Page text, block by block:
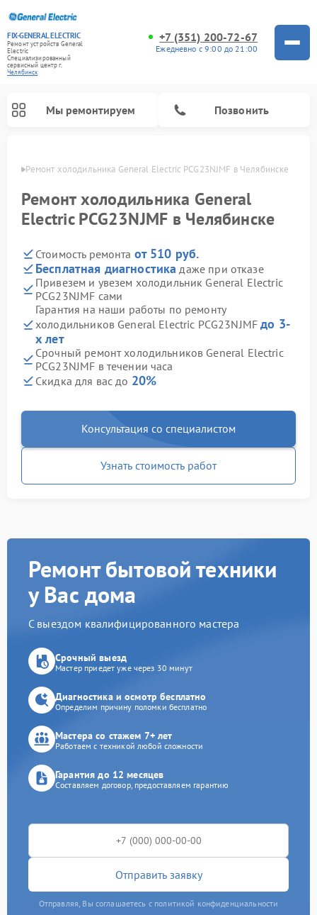
FIX-GENERAL ELECTRIC
Ремонт устройств General
Electric
Специализированный
cервисный центр г.
Челябинск
+7 (351) 200-72-67
Ежедневно с 9:00 до 21:00
Мы ремонтируем Позвонить
Ремонт холодильника General Electric PCG23NJMF в Челябинске
Ремонт холодильника General
Electric PCG23NJMF в Челябинске
Стоимость ремонта от 510 руб.
Бесплатная диагностика даже при отказе
Привезем и увезем холодильник General Electric
PCG23NJMF сами
Гарантия на наши работы по ремонту
холодильников General Electric PCG23NJMFдо 3-
х лет
Срочный ремонт холодильников General Electric
PCG23NJMF в течении часа
Скидка для вас до 20%
Консультация со специалистом
Узнать стоимость работ
Ремонт бытовой техники
у Вас дома
С выездом квалифицированного мастера
Срочный выезд
Мастер приедет уже через 30 минут
Диагностика и осмотр бесплатно
Определим причину поломки бесплатно
Мастера со стажем 7+ лет
Работаем с техникой любой сложности
Гарантия до 12 месяцев
Составляем договор, предоставляем гарантию
Отправить заявку
Отправляя, Вы соглашаетесь с политикой конфиденциальности